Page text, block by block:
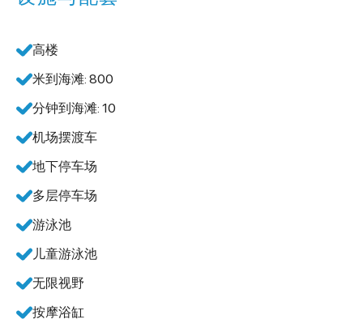
高楼
米到海滩: 800
分钟到海滩: 10
机场摆渡车
地下停车场
多层停车场
游泳池
儿童游泳池
无限视野
按摩浴缸